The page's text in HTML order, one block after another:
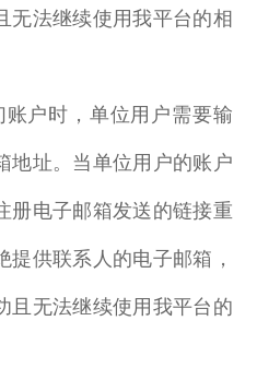
无法继续使用我平台的相
户时，单位用户需要输
地址。当单位用户的账户
册电子邮箱发送的链接重
供联系人的电子邮箱，
且无法继续使用我平台的